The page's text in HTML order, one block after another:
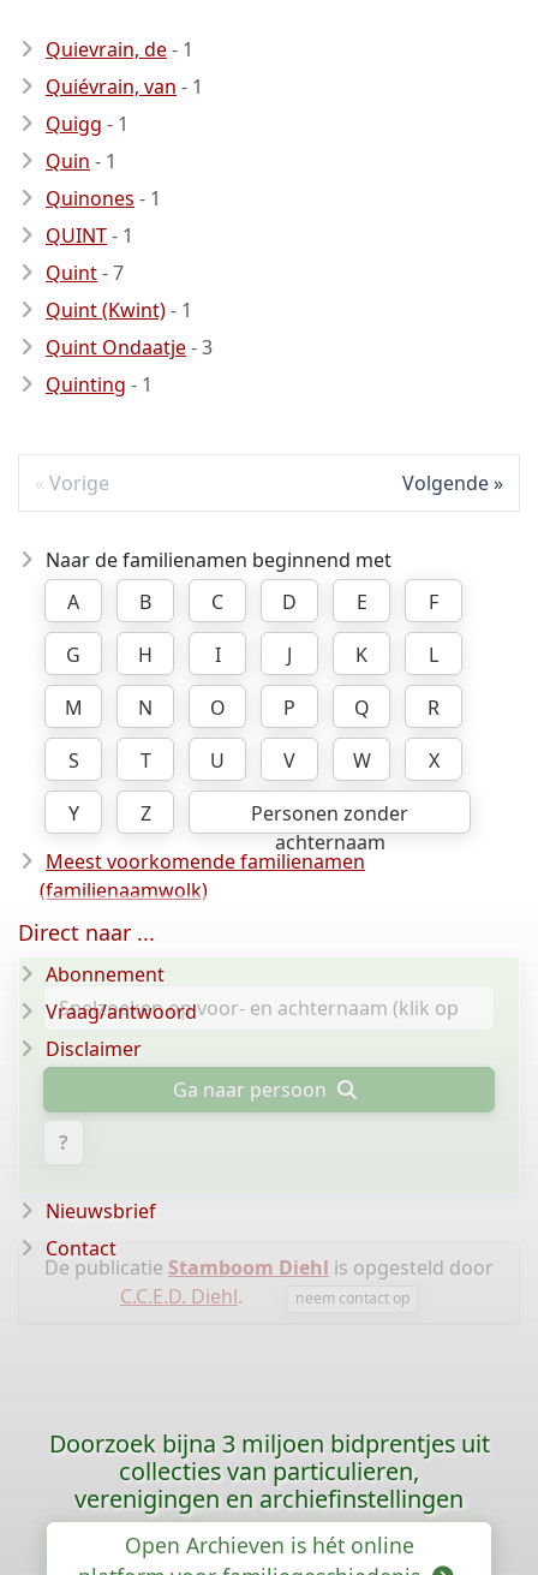
Quievrain, de- 1
Quiévrain, van - 1
Quigg - 1
Quin - 1
Quinones - 1
QUINT- 1
Quint- 7
Quint (Kwint)- 1
Quint Ondaatje- 3
Quinting - 1
Vorige Volgende
Naar de familienamen beginnend met
A
B C D E
F
G
H I J K
L
M
N O P Q
R
S
T U V W
X
Y
Z
Personen zonder
achternaam
Meest voorkomende familienamen
(familienaamwolk)
Ga naar persoon
?
De publicatie Stamboom Diehl is opgesteld door
C.C.E.D. Diehl. neem contact op
Direct naar ...
Abonnement
Vraag/antwoord
Disclaimer
Nieuwsbrief
Contact
Doorzoek bijna 3 miljoen bidprentjes uit
collecties van particulieren,
verenigingen en archiefinstellingen
Open Archieven is hét online